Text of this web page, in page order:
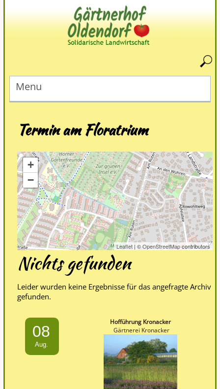
Menu
Termin amFloratrium
+
−
Leaflet | ©OpenStreetMapcontributors
Nichts gefunden
Leider wurden keine Ergebnisse für das angefragte Archiv
gefunden.
08
Aug.
Hofführung Kronacker
Gärtnerei Kronacker